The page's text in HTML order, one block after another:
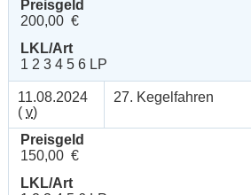
Preisgeld
200,00 €
LKL/Art
1 2 3 4 5 6 LP
11.08.2024
( v)
27. Kegelfahren
Preisgeld
150,00 €
LKL/Art